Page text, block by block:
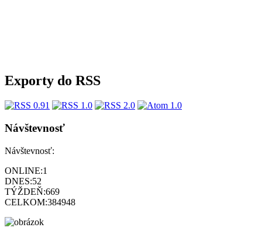
Exporty do RSS
Návštevnosť
Návštevnosť:
ONLINE:1
DNES:52
TÝŽDEŇ:669
CELKOM:384948